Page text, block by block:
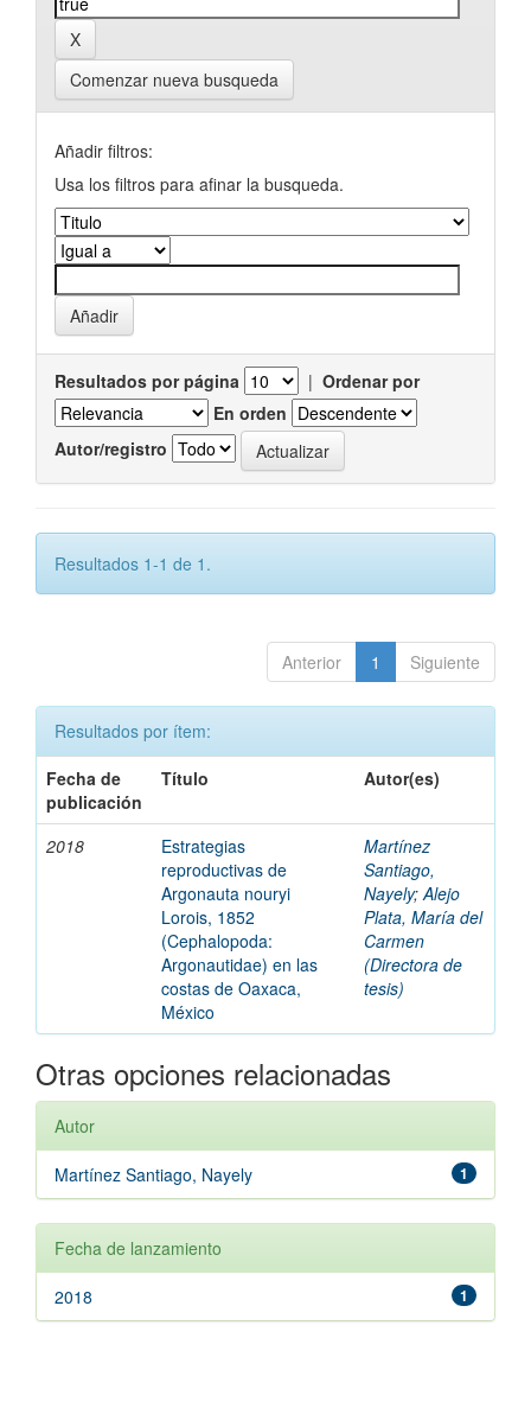
Comenzar nueva busqueda
Añadir filtros:
Usa los filtros para afinar la busqueda.
Resultados por página | Ordenar por
En orden
Autor/registro
Resultados 1-1 de 1.
Anterior 1 Siguiente
Resultados por ítem:
Fecha de
publicación
Título Autor(es)
2018
Estrategias
reproductivas de
Argonauta nouryi
Lorois, 1852
(Cephalopoda:
Argonautidae) en las
costas de Oaxaca,
México
Martínez
Santiago,
Nayely;Alejo
Plata, María del
Carmen
(Directora de
tesis)
Otras opciones relacionadas
Autor
1
Martínez Santiago, Nayely
Fecha de lanzamiento
1
2018